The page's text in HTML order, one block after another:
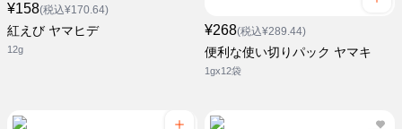
¥158(税込¥170.64)
紅えび ヤマヒデ
12g
¥268(税込¥289.44)
便利な使い切りパック ヤマキ
1gx12袋